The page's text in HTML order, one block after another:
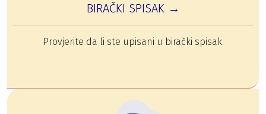
BIRAČKI SPISAK →
Provjerite da li ste upisani u birački spisak.